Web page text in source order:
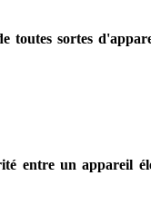
toutes sortes
entre un appareil